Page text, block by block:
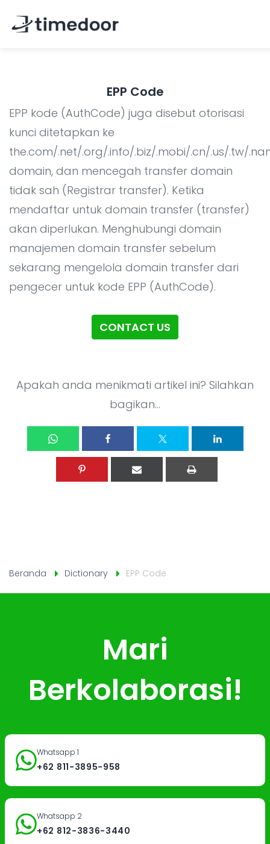
Layanan
Pengembangan Website
Pengembangan Aplikasi Mobile
Pengembangan Sistem
Promosi Online
Graphic Design
Integrasi Sistem AI
IT Outsourcing
Portofolio
Karir
CSR
Blog
EPP Code
EPP kode (AuthCode) juga disebut otorisasi
kunci ditetapkan ke
the.com/.net/.org/.info/.biz/.mobi/.cn/.us/.tw/
domain, dan mencegah transfer domain
tidak sah (Registrar transfer). Ketika
mendaftar untuk domain transfer (transfer)
akan diperlukan. Menghubungi domain
manajemen domain transfer sebelum
sekarang mengelola domain transfer dari
pengecer untuk kode EPP (AuthCode).
CONTACT US
Apakah anda menikmati artikel ini? Silahkan
bagikan...
Beranda Dictionary EPP Code
Mari
Berkolaborasi!
Whatsapp 1
+62 811-3895-958
Whatsapp 2
+62 812-3836-3440